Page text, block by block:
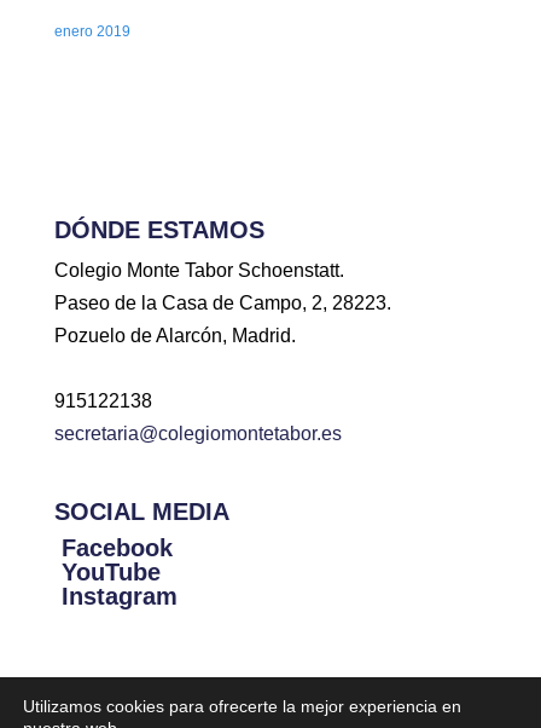
enero 2019
DÓNDE ESTAMOS
Colegio Monte Tabor Schoenstatt.
Paseo de la Casa de Campo, 2, 28223.
Pozuelo de Alarcón, Madrid.
915122138
secretaria@colegiomontetabor.es
SOCIAL MEDIA
Facebook
YouTube
Instagram
Utilizamos cookies para ofrecerte la mejor experiencia en